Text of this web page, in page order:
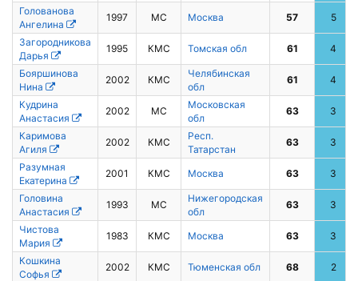
Голованова
Ангелина
1997 МС Москва 57 5
Загородникова
Дарья
1995 КМС Томская обл 61 4
Бояршинова
Нина
2002 КМС
Челябинская
обл
61 4
Кудрина
Анастасия
2002 МС
Московская
обл
63 3
Каримова
Агиля
2002 КМС
Респ.
Татарстан
63 3
Разумная
Екатерина
2001 КМС Москва 63 3
Головина
Анастасия
1993 МС
Нижегородская
обл
63 3
Чистова
Мария
1983 КМС Москва 63 3
Кошкина
Софья
2002 КМС Тюменская обл 68 2